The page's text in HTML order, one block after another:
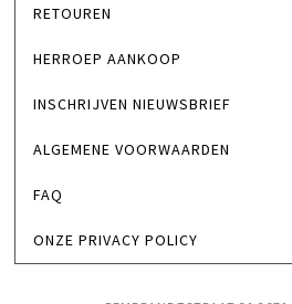
RETOUREN
HERROEP AANKOOP
INSCHRIJVEN NIEUWSBRIEF
ALGEMENE VOORWAARDEN
FAQ
ONZE PRIVACY POLICY